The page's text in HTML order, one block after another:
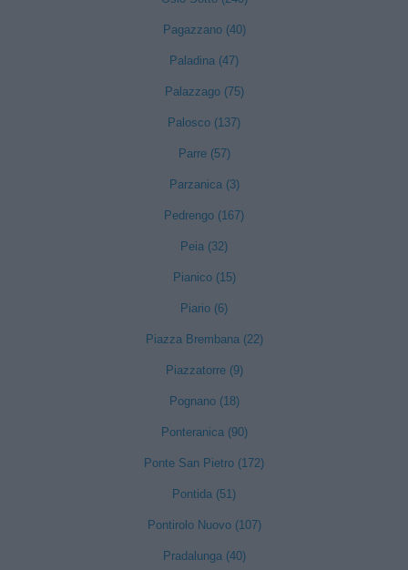
Pagazzano (40)
Paladina (47)
Palazzago (75)
Palosco (137)
Parre (57)
Parzanica (3)
Pedrengo (167)
Peia (32)
Pianico (15)
Piario (6)
Piazza Brembana (22)
Piazzatorre (9)
Pognano (18)
Ponteranica (90)
Ponte San Pietro (172)
Pontida (51)
Pontirolo Nuovo (107)
Pradalunga (40)